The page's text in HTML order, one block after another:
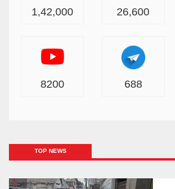
1,42,000 26,600
8200 688
TOP NEWS